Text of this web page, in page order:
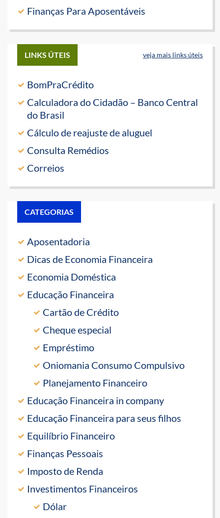
Finanças Para Aposentáveis
LINKS ÚTEIS veja mais links úteis
BomPraCrédito
Calculadora do Cidadão – Banco Central
do Brasil
Cálculo de reajuste de aluguel
Consulta Remédios
Correios
CATEGORIAS
Aposentadoria
Dicas de Economia Financeira
Economia Doméstica
Educação Financeira
Cartão de Crédito
Cheque especial
Empréstimo
Oniomania Consumo Compulsivo
Planejamento Financeiro
Educação Financeira in company
Educação Financeira para seus filhos
Equilíbrio Financeiro
Finanças Pessoais
Imposto de Renda
Investimentos Financeiros
Dólar